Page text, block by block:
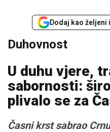
Dodaj kao
Duhovnost
U duhu vjere,
sabornosti:
plivalo se za
Časni krst sabrao